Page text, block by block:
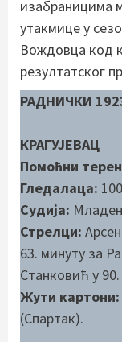
изабраницима
утакмице у
Вождовца код
резултатског
РАДНИЧКИ
КРАГУЈЕВАЦ
Помоћни
Гледалаца:
Судија:
Стрелци:
63. минуту за
Станковић у
Жути картони:
(Спартак).